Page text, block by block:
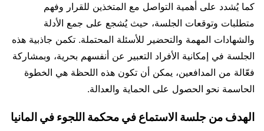
كما يُشدد على أهمية التواصل مع المتخذين للقرار وفهم
متطلبات وتوقعات الجلسة، حيث يُشجع على جمع الأدلة
والشهادات المهمة والتحضير للأسئلة المحتملة. تكمن جاذبية هذه
الجلسة في إمكانية الأفراد التعبير عن أنفسهم بحرية، وبمشاركة
فعّالة من المدافعين، يمكن أن تكون هذه اللحظة هي الخطوة
الحاسمة نحو الحصول على الحماية والعدالة.
الهدف من جلسة الاستماع في محكمة اللجوء في المانيا